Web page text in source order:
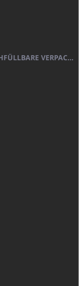
KÖRPERLOTION 1L OLIVIA THINKS (NACHFÜLLBARE VERPACKUNG)